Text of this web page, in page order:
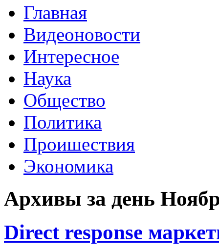
Главная
Видеоновости
Интересное
Наука
Общество
Политика
Проишествия
Экономика
Архивы за день
Direct response